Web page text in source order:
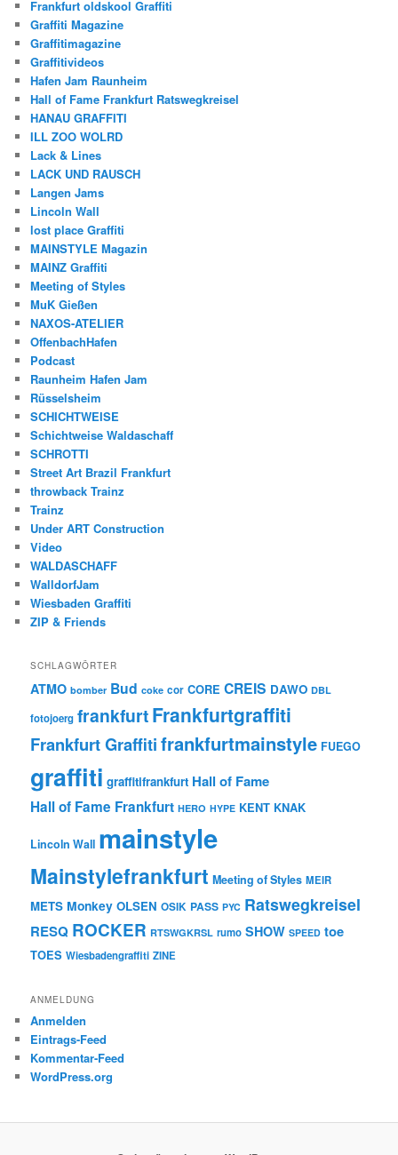
Frankfurt oldskool Graffiti
Graffiti Magazine
Graffitimagazine
Graffitivideos
Hafen Jam Raunheim
Hall of Fame Frankfurt Ratswegkreisel
HANAU GRAFFITI
ILL ZOO WOLRD
Lack & Lines
LACK UND RAUSCH
Langen Jams
Lincoln Wall
lost place Graffiti
MAINSTYLE Magazin
MAINZ Graffiti
Meeting of Styles
MuK Gießen
NAXOS-ATELIER
OffenbachHafen
Podcast
Raunheim Hafen Jam
Rüsselsheim
SCHICHTWEISE
Schichtweise Waldaschaff
SCHROTTI
Street Art Brazil Frankfurt
throwback Trainz
Trainz
Under ART Construction
Video
WALDASCHAFF
WalldorfJam
Wiesbaden Graffiti
ZIP & Friends
SCHLAGWÖRTER
ATMO bomber Bud coke cor CORE CREIS DAWO DBL
fotojoerg frankfurtFrankfurtgraffiti
Frankfurt Graffitifrankfurtmainstyle FUEGO
graffiti graffitifrankfurt Hall of Fame
Hall of Fame Frankfurt HERO HYPE KENT KNAK
Lincoln Wall mainstyle
Mainstylefrankfurt Meeting of Styles MEIR
METS Monkey OLSEN OSIK PASS PYC Ratswegkreisel
RESQ ROCKER RTSWGKRSL rumo SHOW SPEED toe
TOES Wiesbadengraffiti ZINE
ANMELDUNG
Anmelden
Eintrags-Feed
Kommentar-Feed
WordPress.org